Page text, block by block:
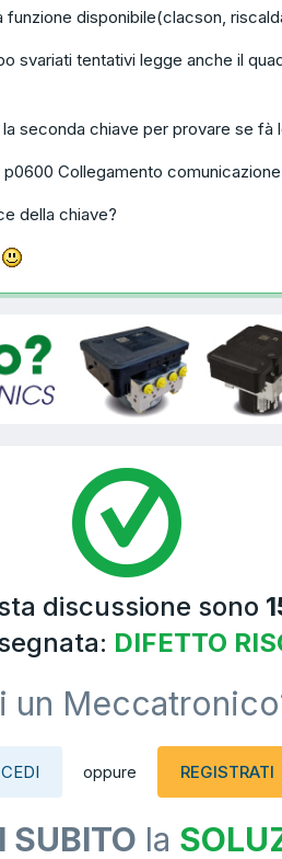
funzione disponibile(clacson,
svariati tentativi legge anche il
seconda chiave per provare se
p0600 Collegamento
della chiave?
discussione sono
DIFETTO
un
oppure REGISTRATI
SUBITO la